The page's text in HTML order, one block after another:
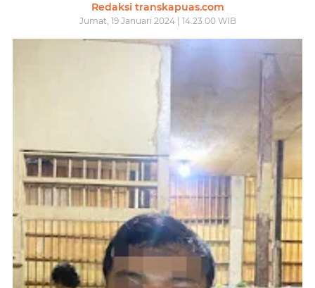
Redaksi transkapuas.com
Jumat, 19 Januari 2024 | 14.23.00 WIB